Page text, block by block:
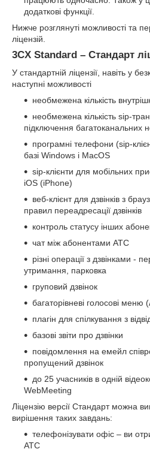
додаткові функції.
Нижче розглянуті можливості та
ліцензій.
3CX Standard – Стандарт
У стандартній ліцензії, навіть у
наступні можливості
необмежена кількість
необмежена кількість sip-
підключення багатоканальних
програмні телефони (sip-
базі Windows і MacOS
sip-клієнти для мобільних
iOS (iPhone)
веб-клієнт для дзвінків з
правил переадресації дзвінків
контроль статусу інших
чат між абонентами АТС
різні операції з дзвінками -
утримання, парковка
груповий дзвінок
багаторівневі голосові меню
плагін для спілкування з
базові звіти про дзвінки
повідомлення на емейл
пропущений дзвінок
до 25 учасників в одній
WebMeeting
Ліцензію версії Стандарт можна
вирішення таких завдань:
телефонізувати офіс – ви
АТС